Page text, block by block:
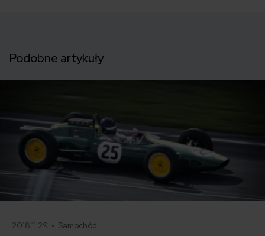
Podobne artykuły
2018.11.29 • Samochód